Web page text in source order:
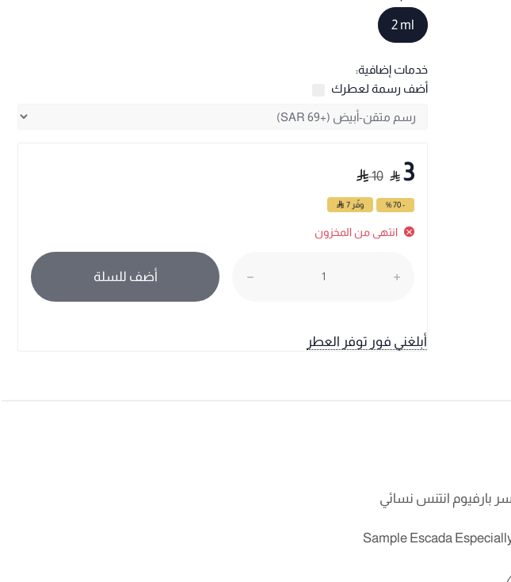
2 ml
خدمات إضافية:
أضف رسمة لعطرك
3
10
- 70 % وفّر 7
انتهى من المخزون
أضف للسلة
أبلغني فور توفر العطر
بارفيوم انتنس نسائي
Sample Escada